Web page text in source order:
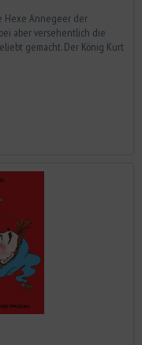
Hexe Annegeer der
aber versehentlich die
gemacht. Der König Kurt